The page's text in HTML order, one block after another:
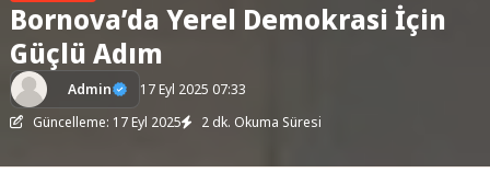
Bornova’da Yerel Demokrasi İçin
Güçlü Adım
Admin
17 Eyl 2025 07:33
Güncelleme: 17 Eyl 2025
2 dk. Okuma Süresi